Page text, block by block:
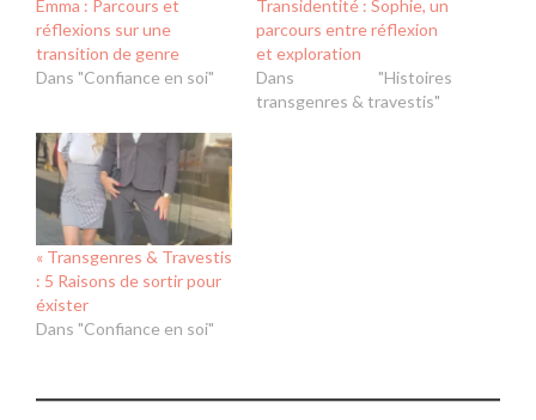
Emma : Parcours et
réflexions sur une
transition de genre
Dans "Confiance en soi"
Transidentité : Sophie, un
parcours entre réflexion
et exploration
Dans "Histoires
transgenres & travestis"
« Transgenres & Travestis
: 5 Raisons de sortir pour
éxister
Dans "Confiance en soi"